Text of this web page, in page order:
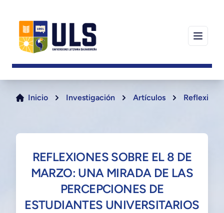
Inicio Investigación Artículos
REFLEXIONES SOBRE EL 8 DE
MARZO: UNA MIRADA DE LAS
PERCEPCIONES DE
ESTUDIANTES UNIVERSITARIOS